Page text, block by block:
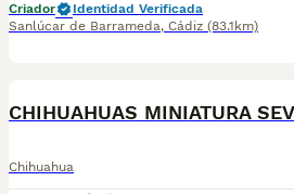
Criador
Identidad Verificada
Sanlúcar de Barrameda, Cádiz (83.1km)
Chihuahua